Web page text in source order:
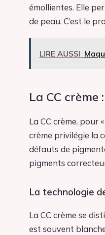
émollientes. Elle
de peau. C’est le
LIRE AUSSI
La CC
La CC crème, pour
crème privilégie la
défauts de
pigments
La technologie
La CC crème se
est souvent